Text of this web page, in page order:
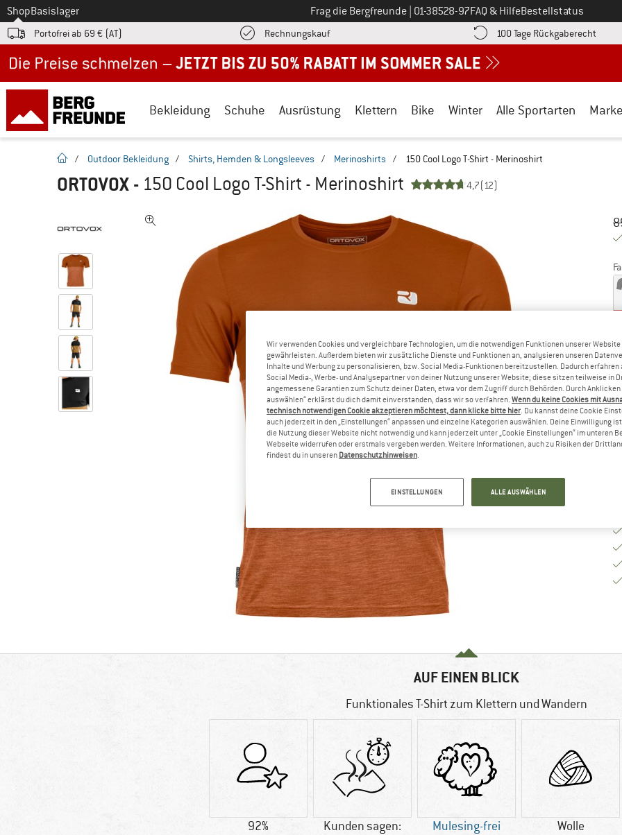
Zum
ShopBasislager Frag die Bergfreunde Ruf uns an unter
01-38528-97FAQ & HilfeBestellstatus
Portofrei ab 69 € (AT) RechnungskaufFinde die Zahlungs-Infos hier! Öffnet sich in einer Infobox
100 Tage Rückgaberecht
Bekleidung Schuhe Ausrüstung Klettern Bike Winter Alle Sportarten
Startseite
/ Outdoor Bekleidung / Shirts, Hemden & Longsleeves / Merinoshirts / 150 Cool Logo T-Shirt - Merinoshirt
ORTOVOX - 150 Cool Logo T-Shirt - Merinoshirt 4,7(12)
AUF EINEN BLICK
Funktionales T-Shirt zum Klettern und Wandern
92%
Kunden sagen:
Mulesing-frei Wolle
Wir verwenden Cookies und vergleichbare Technologien, um die notwendigen Funktionen unserer Website
gewährleisten. Außerdem bieten wir zusätzliche Dienste und Funktionen an, analysieren unseren
Inhalte und Werbung zu personalisieren, bzw. Social Media-Funktionen bereitzustellen. Dadurch erfahren
Social Media-, Werbe- und Analysepartner von deiner Nutzung unserer Website; diese sitzen teilweise in
angemessene Garantien zum Schutz deiner Daten, etwa vor dem Zugriff durch Behörden. Durch Anklicken
auswählen“ erklärst du dich damit einverstanden, dass wir so verfahren. Wenn du keine Cookies mit
technisch notwendigen Cookie akzeptieren möchtest, dann klicke bitte hier. Du kannst deine Cookie
auch jederzeit in den „Einstellungen“ anpassen und einzelne Kategorien auswählen. Deine Einwilligung
die Nutzung dieser Website nicht notwendig und kann jederzeit unter „Cookie Einstellungen“ im unteren
Webseite widerrufen oder erstmals vergeben werden. Weitere Informationen, auch zu Risiken der
findest du in unseren Datenschutzhinweisen.
EINSTELLUNGEN ALLE AUSWÄHLEN